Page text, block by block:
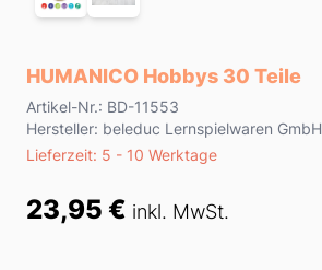
HUMANICO Hobbys 30 Teile
Product information
Artikel-Nr.: BD-11553
Hersteller: beleduc Lernspielwaren GmbH
Lieferzeit
Lieferzeit: 5 - 10 Werktage
Preis
23,95 € inkl. MwSt.